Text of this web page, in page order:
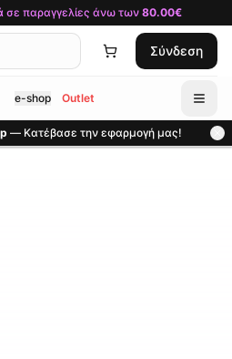
σε παραγγελίες άνω των 80.00€
Σύνδεση
e-shop Outlet
— Κατέβασε την εφαρμογή μας!